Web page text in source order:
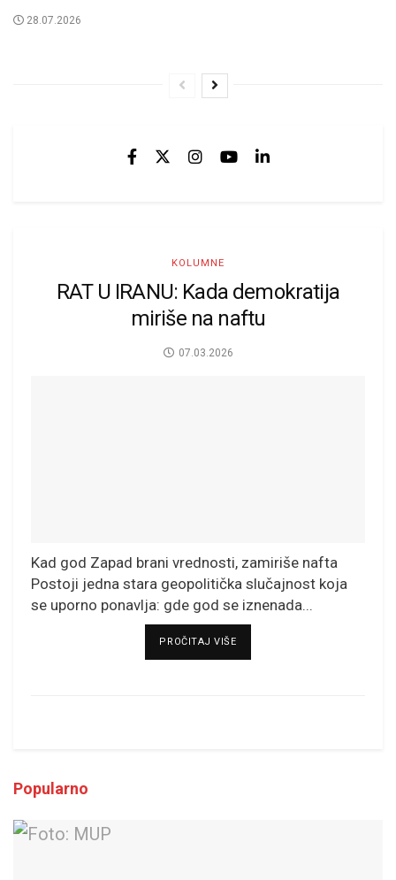
28.07.2026
KOLUMNE
RAT U IRANU: Kada demokratija
miriše na naftu
07.03.2026
Kad god Zapad brani vrednosti, zamiriše nafta
Postoji jedna stara geopolitička slučajnost koja
se uporno ponavlja: gde god se iznenada...
PROČITAJ VIŠEDETAILS
Popularno